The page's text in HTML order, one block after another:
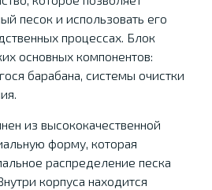
песок и использовать его
процессах. Блок
основных компонентов:
барабана, системы очистки
из высококачественной
форму, которая
распределение песка
корпуса находится